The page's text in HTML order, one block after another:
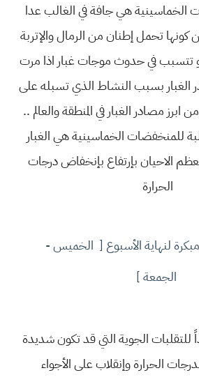
الخماسينية هي جافة في الغالب عدا
كونها تحمل إطنان من الرمال والإتربة
تتسبب في حدوث موجات غبار اذا مرت
بسبب النشاط الذي تسبله على
ابرز مصادر الغبار في المنطقة والعالم ..
للمنخفضات الخماسينية هي الغبار
الاحيان بإرتفاع بإنخفاض درجات
الحرارة
لنهاية الأسبوع [ الخميس -
الجمعة ]
للتقلبات الجوية التي قد تكون شديدة
الحرارة وإنقلاب على الأجواء